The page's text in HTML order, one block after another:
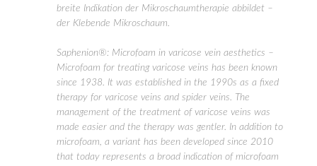
breite Indikation der Mikroschaumtherapie abbildet –
der Klebende Mikroschaum.
Saphenion®: Microfoam in varicose vein aesthetics –
Microfoam for treating varicose veins has been known
since 1938. It was established in the 1990s as a fixed
therapy for varicose veins and spider veins. The
management of the treatment of varicose veins was
made easier and the therapy was gentler. In addition to
microfoam, a variant has been developed since 2010
that today represents a broad indication of microfoam